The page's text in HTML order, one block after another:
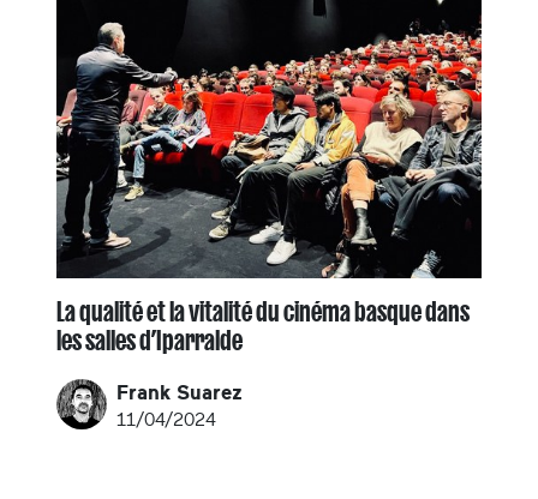
La qualité et la vitalité du cinéma basque dans
les salles d’Iparralde
Frank Suarez
11/04/2024